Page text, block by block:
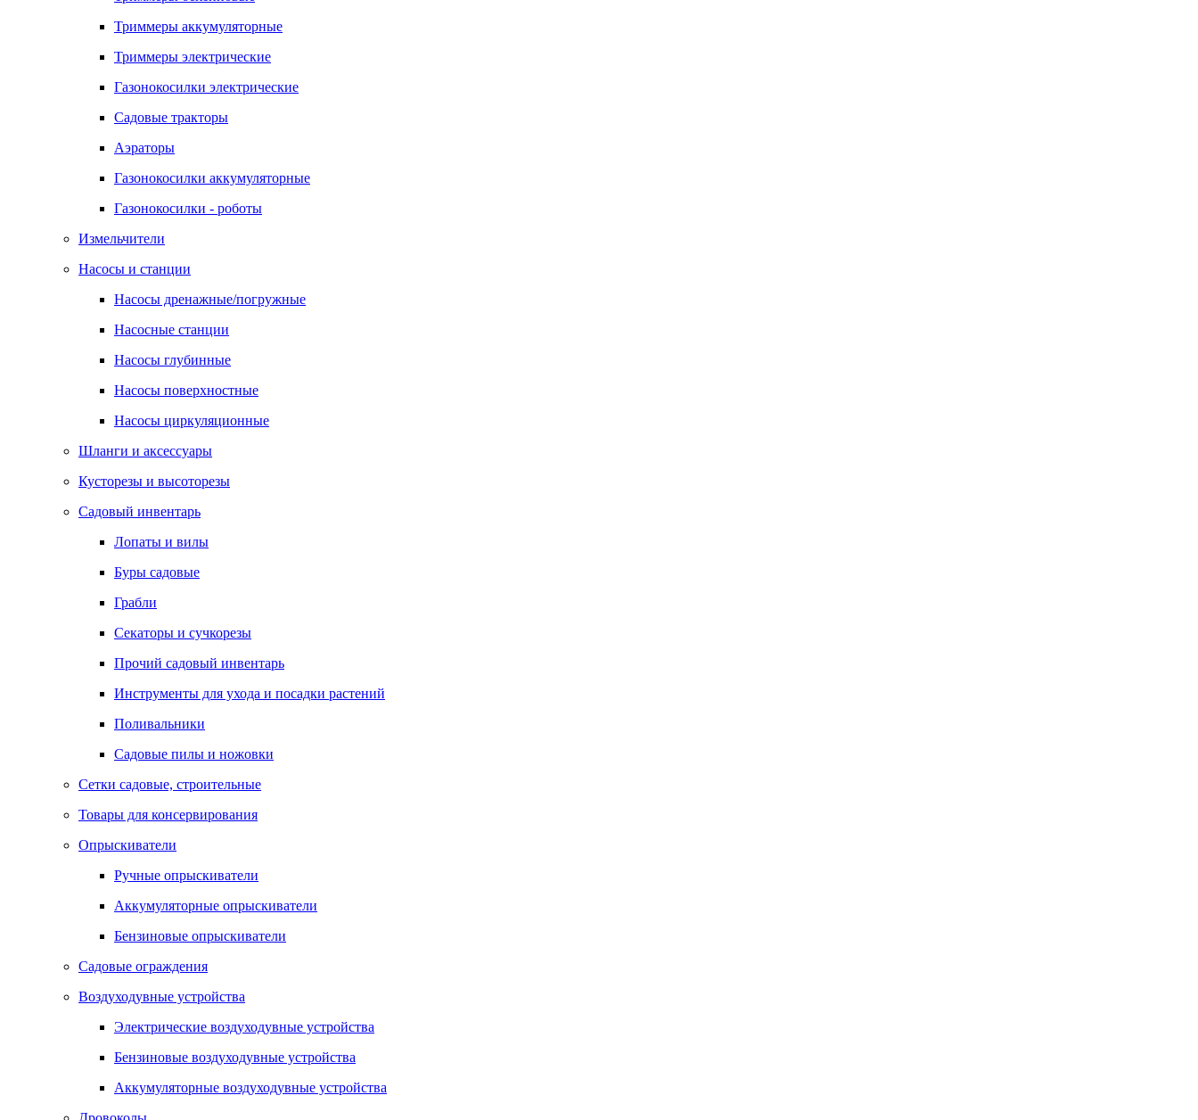
Триммеры аккумуляторные
Триммеры электрические
Газонокосилки электрические
Садовые тракторы
Аэраторы
Газонокосилки аккумуляторные
Газонокосилки - роботы
Измельчители
Насосы и станции
Насосы дренажные/погружные
Насосные станции
Насосы глубинные
Насосы поверхностные
Насосы циркуляционные
Шланги и аксессуары
Кусторезы и высоторезы
Садовый инвентарь
Лопаты и вилы
Буры садовые
Грабли
Секаторы и сучкорезы
Прочий садовый инвентарь
Инструменты для ухода и посадки растений
Поливальники
Садовые пилы и ножовки
Сетки садовые, строительные
Товары для консервирования
Опрыскиватели
Ручные опрыскиватели
Аккумуляторные опрыскиватели
Бензиновые опрыскиватели
Садовые ограждения
Воздуходувные устройства
Электрические воздуходувные устройства
Бензиновые воздуходувные устройства
Аккумуляторные воздуходувные устройства